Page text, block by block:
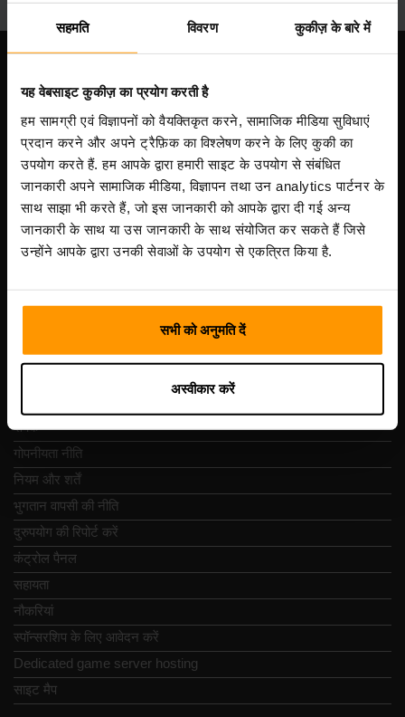
सहमति विवरण कुकीज़ के बारे में
यह वेबसाइट कुकीज़ का प्रयोग करती है
हम सामग्री एवं विज्ञापनों को वैयक्तिकृत करने, सामाजिक मीडिया सुविधाएं
प्रदान करने और अपने ट्रैफ़िक का विश्लेषण करने के लिए कुकी का
उपयोग करते हैं. हम आपके द्वारा हमारी साइट के उपयोग से संबंधित
जानकारी अपने सामाजिक मीडिया, विज्ञापन तथा उन analytics पार्टनर के
साथ साझा भी करते हैं, जो इस जानकारी को आपके द्वारा दी गई अन्य
जानकारी के साथ या उस जानकारी के साथ संयोजित कर सकते हैं जिसे
उन्होंने आपके द्वारा उनकी सेवाओं के उपयोग से एकत्रित किया है.
सभी को अनुमति दें
अस्वीकार करें
Scalable Hosting Solutions OÜ
पंजीकरण कोड: 14652605
VAT संख्या: EE102133820
पता: Harju maakond, Tallinn, Kesklinna linnaosa,
Vesivärava tn 50-201, 10152
त्वरित नेविगेशन
संपर्क
गोपनीयता नीति
नियम और शर्तें
भुगतान वापसी की नीति
दुरुपयोग की रिपोर्ट करें
कंट्रोल पैनल
सहायता
नौकरियां
स्पॉन्सरशिप के लिए आवेदन करें
Dedicated game server hosting
साइट मैप